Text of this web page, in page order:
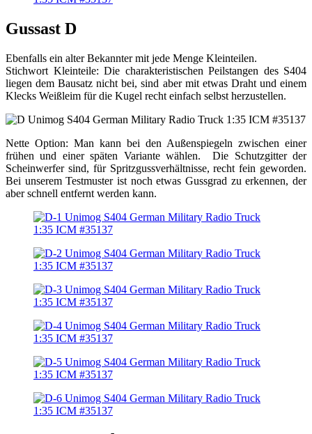
Gussast D
Ebenfalls ein alter Bekannter mit jede Menge Kleinteilen.
Stichwort Kleinteile: Die charakteristischen Peilstangen des S404
liegen dem Bausatz nicht bei, sind aber mit etwas Draht und einem
Klecks Weißleim für die Kugel recht einfach selbst herzustellen.
Nette Option: Man kann bei den Außenspiegeln zwischen einer
frühen und einer späten Variante wählen. Die Schutzgitter der
Scheinwerfer sind, für Spritzgussverhältnisse, recht fein geworden.
Bei unserem Testmuster ist noch etwas Gussgrad zu erkennen, der
aber schnell entfernt werden kann.